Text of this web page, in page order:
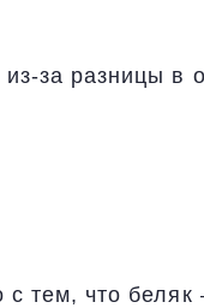
за разницы в
тем, что